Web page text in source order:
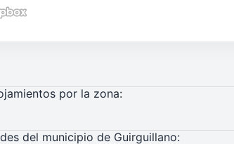
por la zona:
del municipio de Guirguillano: